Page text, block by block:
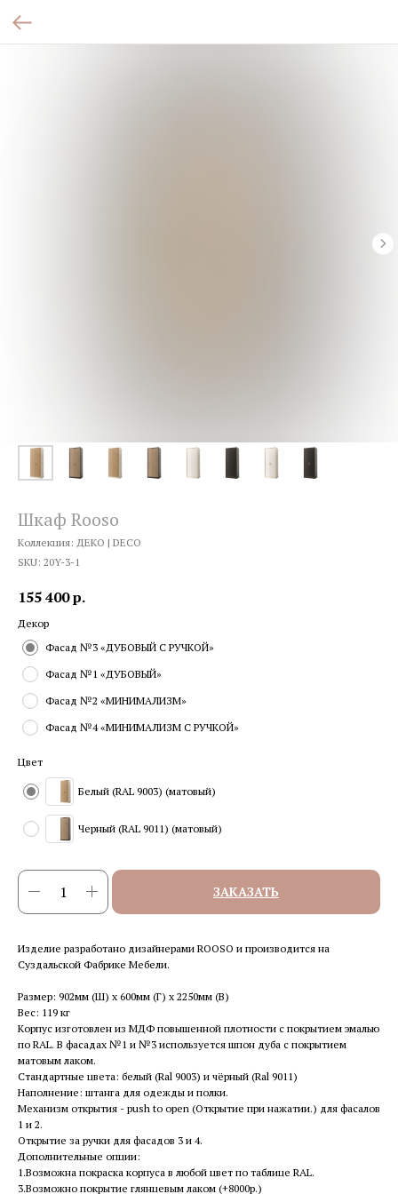
Шкаф Rooso
Коллекция: ДЕКО | DECO
SKU: 20Y-3-1
155 400р.
Декор
Фасад №3 «ДУБОВЫЙ С РУЧКОЙ»
Фасад №1 «ДУБОВЫЙ»
Фасад №2 «МИНИМАЛИЗМ»
Фасад №4 «МИНИМАЛИЗМ С РУЧКОЙ»
Цвет
Белый (RAL 9003) (матовый)
Черный (RAL 9011) (матовый)
ЗАКАЗАТЬ
Изделие разработано дизайнерами ROOSO и производится на
Суздальской Фабрике Мебели.
Размер: 902мм (Ш) x 600мм (Г) x 2250мм (В)
Вес: 119 кг
Корпус изготовлен из МДФ повышенной плотности с покрытием эмалью
по RAL. В фасадах №1 и №3 используется шпон дуба с покрытием
матовым лаком.
Стандартные цвета: белый (Ral 9003) и чёрный (Ral 9011)
Наполнение: штанга для одежды и полки.
Механизм открытия - push to open (Открытие при нажатии.) для фасалов
1 и 2.
Открытие за ручки для фасадов 3 и 4.
Дополнительные опции:
1.Возможна покраска корпуса в любой цвет по таблице RAL.
3.Возможно покрытие глянцевым лаком (+8000р.)